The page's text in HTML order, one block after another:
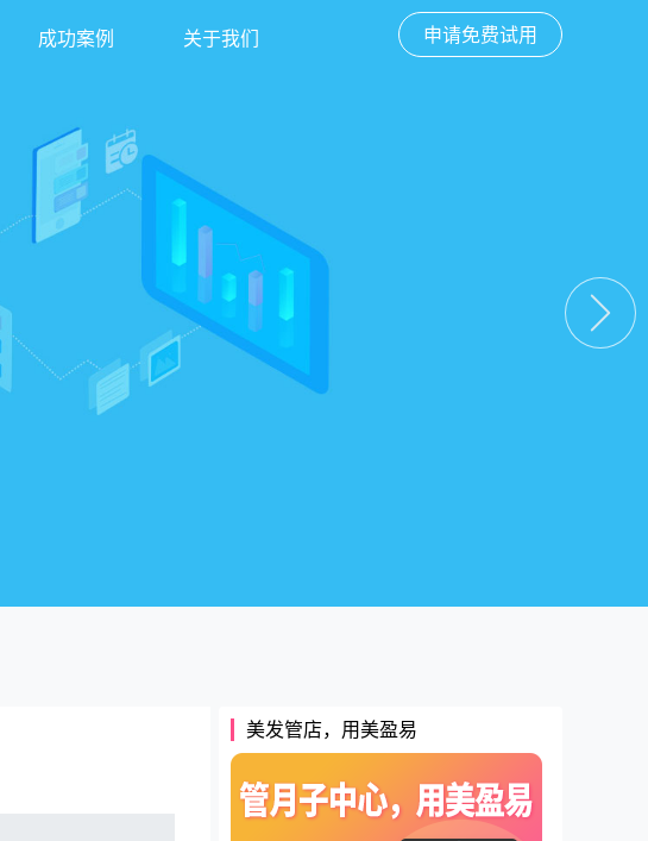
成功案例 关于我们 申请免费试用
美发管店，用美盈易